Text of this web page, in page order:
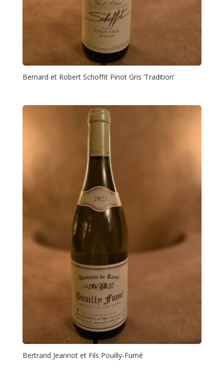
Bernard et Robert Schoffit Pinot Gris ‘Tradition’
Bertrand Jeannot et Fils Pouilly-Fumé